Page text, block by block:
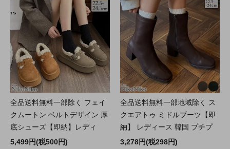
全品送料無料一部除く フェイ
クムートン ベルトデザイン 厚
底シューズ【即納】レディ
5,499円(税500円)
全品送料無料一部地域除く ス
クエアトゥ ミドルブーツ【即
納】 レディース 韓国 プチプ
3,278円(税298円)